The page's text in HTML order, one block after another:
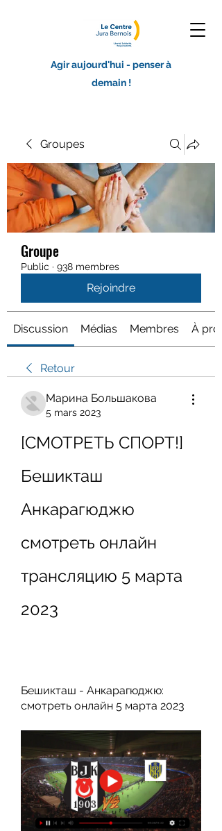
Agir aujourd'hui - penser à
demain !
Groupes
Groupe
Public · 938 membres
Rejoindre
Discussion Médias Membres À
Retour
Марина Большакова
5 mars 2023
[СМОТРЕТЬ СПОРТ!]
Бешикташ
Анкарагюджю
смотреть онлайн
трансляцию 5 марта
2023
Бешикташ - Анкарагюджю:
смотреть онлайн 5 марта 2023